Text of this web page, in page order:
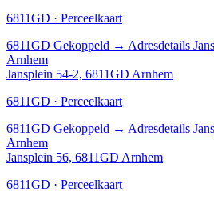
6811GD · Perceelkaart
6811GD Gekoppeld → Adresdetails
Arnhem
Jansplein 54-2, 6811GD Arnhem
6811GD · Perceelkaart
6811GD Gekoppeld → Adresdetails
Arnhem
Jansplein 56, 6811GD Arnhem
6811GD · Perceelkaart